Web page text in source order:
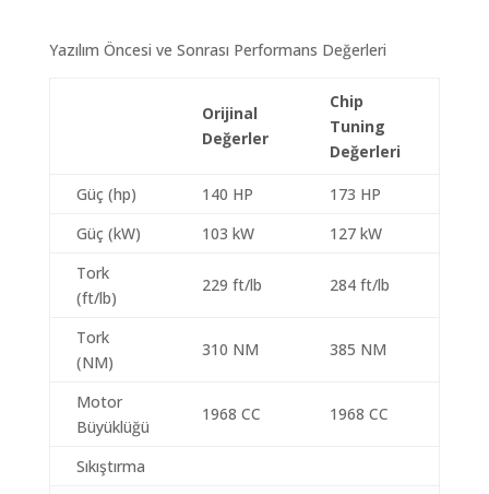
Yazılım Öncesi ve Sonrası Performans Değerleri
Orijinal
Değerler
Chip
Tuning
Değerleri
Güç (hp) 140 HP
173 HP
Güç (kW)
103 kW
127 kW
Tork
(ft/lb)
229 ft/lb 284 ft/lb
Tork
(NM)
310 NM 385 NM
Motor
Büyüklüğü
1968 CC 1968 CC
Sıkıştırma